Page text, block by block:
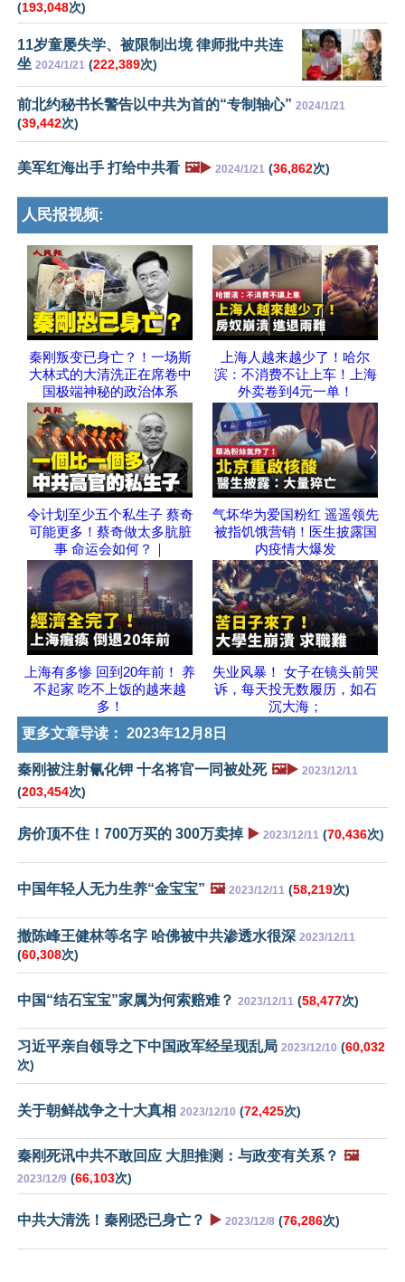
(193,048次)
11岁童屡失学、被限制出境 律师批中共连
坐 2024/1/21 (222,389次)
前北约秘书长警告以中共为首的“专制轴心” 2024/1/21
(39,442次)
美军红海出手 打给中共看 🖼️▶️ 2024/1/21 (36,862次)
人民报视频:
秦刚叛变已身亡？！一场斯
大林式的大清洗正在席卷中
国极端神秘的政治体系
上海人越来越少了！哈尔
滨：不消费不让上车！上海
外卖卷到4元一单！
令计划至少五个私生子 蔡奇
可能更多！蔡奇做太多肮脏
事 命运会如何？｜
气坏华为爱国粉红 遥遥领先
被指饥饿营销！医生披露国
内疫情大爆发
上海有多惨 回到20年前！ 养
不起家 吃不上饭的越来越
多！
失业风暴！ 女子在镜头前哭
诉，每天投无数履历，如石
沉大海；
更多文章导读： 2023年12月8日
秦刚被注射氰化钾 十名将官一同被处死 🖼️▶️ 2023/12/11
(203,454次)
房价顶不住！700万买的 300万卖掉 ▶️ 2023/12/11 (70,436次)
中国年轻人无力生养“金宝宝” 🖼️ 2023/12/11 (58,219次)
撤陈峰王健林等名字 哈佛被中共渗透水很深 2023/12/11
(60,308次)
中国“结石宝宝”家属为何索赔难？ 2023/12/11 (58,477次)
习近平亲自领导之下中国政军经呈现乱局 2023/12/10 (60,032
次)
关于朝鲜战争之十大真相 2023/12/10 (72,425次)
秦刚死讯中共不敢回应 大胆推测：与政变有关系？ 🖼️
2023/12/9 (66,103次)
中共大清洗！秦刚恐已身亡？ ▶️ 2023/12/8 (76,286次)